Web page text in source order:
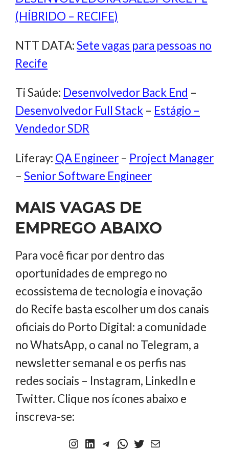
(HÍBRIDO – RECIFE)
NTT DATA:Sete vagas para pessoas no
Recife
Ti Saúde: Desenvolvedor Back End –
Desenvolvedor Full Stack – Estágio –
Vendedor SDR
Liferay: QA Engineer – Project Manager
– Senior Software Engineer
MAIS VAGAS DE
EMPREGO ABAIXO
Para você ficar por dentro das
oportunidades de emprego no
ecossistema de tecnologia e inovação
do Recife basta escolher um dos canais
oficiais do Porto Digital: a comunidade
no WhatsApp, o canal no Telegram, a
newsletter semanal e os perfis nas
redes sociais – Instagram, LinkedIn e
Twitter. Clique nos ícones abaixo e
inscreva-se:
Instagram
LinkedIn
Telegram
WhatsApp
TwitterNewsletter